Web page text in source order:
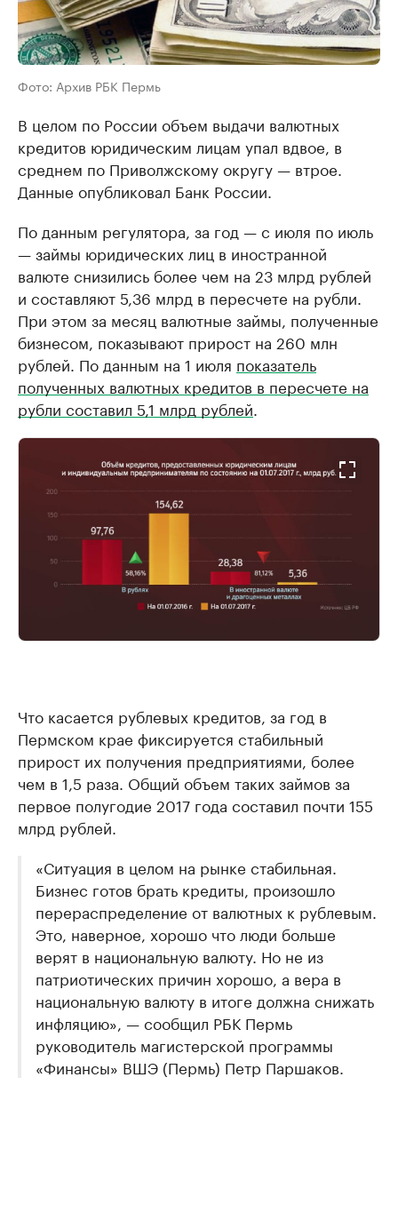
Фото: Архив РБК Пермь
В целом по России объем выдачи валютных
кредитов юридическим лицам упал вдвое, в
среднем по Приволжскому округу — втрое.
Данные опубликовал Банк России.
По данным регулятора, за год — с июля по июль
— займы юридических лиц в иностранной
валюте снизились более чем на 23 млрд рублей
и составляют 5,36 млрд в пересчете на рубли.
При этом за месяц валютные займы, полученные
бизнесом, показывают прирост на 260 млн
рублей. По данным на 1 июля показатель
полученных валютных кредитов в пересчете на
рубли составил 5,1 млрд рублей
Что касается рублевых кредитов, за год в
Пермском крае фиксируется стабильный
прирост их получения предприятиями, более
чем в 1,5 раза. Общий объем таких займов за
первое полугодие 2017 года составил почти 155
млрд рублей.
«Ситуация в целом на рынке стабильная.
Бизнес готов брать кредиты, произошло
перераспределение от валютных к рублевым.
Это, наверное, хорошо что люди больше
верят в национальную валюту. Но не из
патриотических причин хорошо, а вера в
национальную валюту в итоге должна снижать
инфляцию», — сообщил РБК Пермь
руководитель магистерской программы
«Финансы» ВШЭ (Пермь) Петр Паршаков.